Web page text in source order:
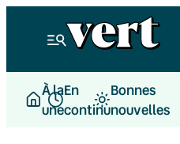
À la
une
En
continu
Bonnes
nouvelles